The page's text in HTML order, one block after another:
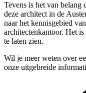
Tevens is het van belang
deze architect in de
naar het kennisgebied
architectenkantoor. Het
te laten zien.
Wil je meer weten over
onze uitgebreide